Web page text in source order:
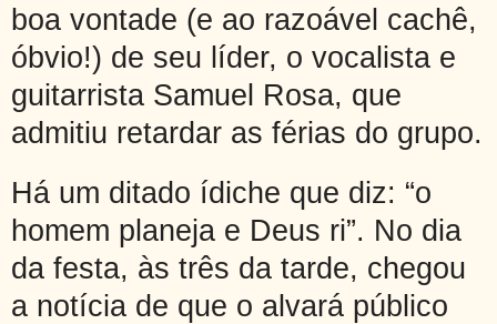
boa vontade (e ao razoável cachê,
óbvio!) de seu líder, o vocalista e
guitarrista Samuel Rosa, que
admitiu retardar as férias do grupo.
Há um ditado ídiche que diz: “o
homem planeja e Deus ri”. No dia
da festa, às três da tarde, chegou
a notícia de que o alvará público